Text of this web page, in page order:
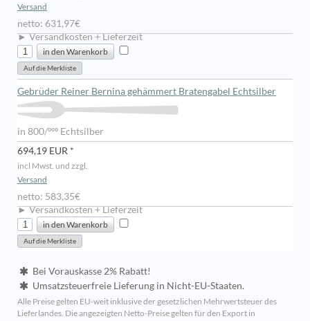
Versand
netto: 631,97€
► Versandkosten + Lieferzeit
Gebrüder Reiner Bernina gehämmert Bratengabel Echtsilber
in 800/ººº Echtsilber
694,19 EUR *
incl Mwst. und zzgl.
Versand
netto: 583,35€
► Versandkosten + Lieferzeit
Bei Vorauskasse 2% Rabatt!
Umsatzsteuerfreie Lieferung in Nicht-EU-Staaten.
Alle Preise gelten EU-weit inklusive der gesetzlichen Mehrwertsteuer des
Lieferlandes. Die angezeigten Netto-Preise gelten für den Export in